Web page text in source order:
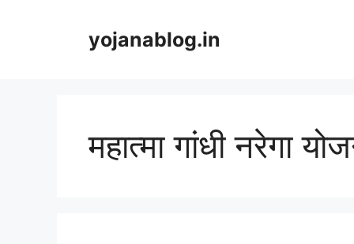
yojanablog.in
महात्मा गांधी नरेगा